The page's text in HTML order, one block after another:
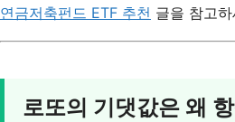
연금저축펀드 ETF 추천 글을 참고
로또의 기댓값은 왜